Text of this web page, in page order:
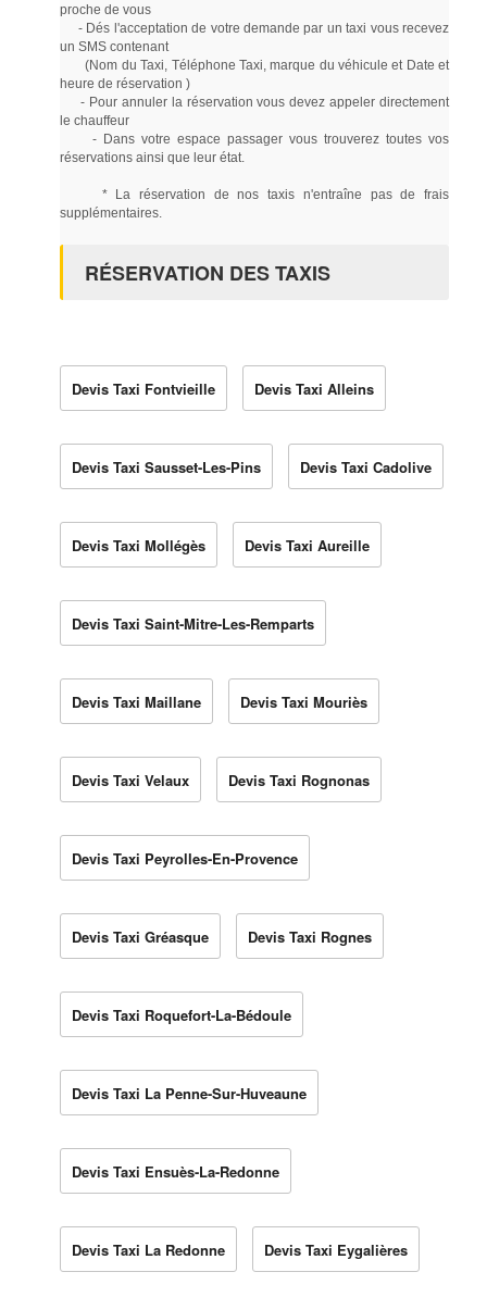
proche de vous
- Dés l'acceptation de votre demande par un taxi vous recevez
un SMS contenant
(Nom du Taxi, Téléphone Taxi, marque du véhicule et Date et
heure de réservation )
- Pour annuler la réservation vous devez appeler directement
le chauffeur
- Dans votre espace passager vous trouverez toutes vos
réservations ainsi que leur état.
* La réservation de nos taxis n'entraîne pas de frais
supplémentaires.
RÉSERVATION DES TAXIS
Devis Taxi Fontvieille Devis Taxi Alleins
Devis Taxi Sausset-Les-Pins Devis Taxi Cadolive
Devis Taxi Mollégès Devis Taxi Aureille
Devis Taxi Saint-Mitre-Les-Remparts
Devis Taxi Maillane Devis Taxi Mouriès
Devis Taxi Velaux Devis Taxi Rognonas
Devis Taxi Peyrolles-En-Provence
Devis Taxi Gréasque Devis Taxi Rognes
Devis Taxi Roquefort-La-Bédoule
Devis Taxi La Penne-Sur-Huveaune
Devis Taxi Ensuès-La-Redonne
Devis Taxi La Redonne Devis Taxi Eygalières